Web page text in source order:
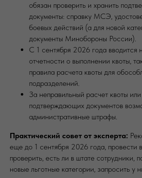
обязан проверить и хранить
документы: справку МСЭ,
боевых действий (а для новой
документы Минобороны России).
С 1 сентября 2026 года вводится
отчетности о выполнении квоты,
правила расчета квоты для
подразделений.
За неправильный расчет квоты или
подтверждающих документов
административные штрафы.
Практический совет от эксперта:
еще до 1 сентября 2026 года, провести
проверить, есть ли в штате сотрудники,
новые льготные категории, запросить у